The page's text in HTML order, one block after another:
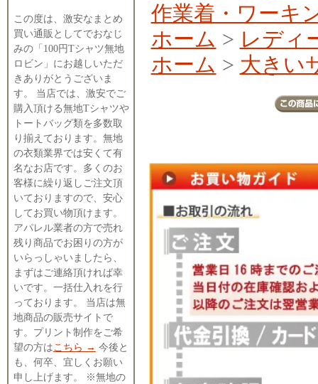
この度は、激安なまとめ
買い通販としてでおなじ
みの「100円Tシャツ無地
ロビン」にお越しいただ
きありがとうございま
す。 当店では、激安でご
購入頂ける無地Tシャツや
トートバッグ類を多数取
り揃えております。無地
の衣類業界では安くて有
名なお店です。多くのお
客様に繰り返しご注文頂
いておりますので、安心
してお買い物頂けます。
アパレル業者の方で売れ
残り商品でお困りの方が
いらっしゃいましたら、
まずはご連絡頂ければ幸
いです。一括仕入れを行
っております。 当店は無
地商品の販売サイトで
す。プリント制作をご希
望の方はこちら → 今後と
も、何卒、宜しくお願い
申し上げます。 ※無地の
作業着・ワーキ
ホーム > レディ
ホーム > 大きい